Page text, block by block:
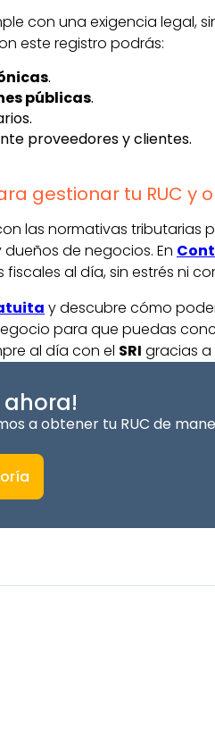
con una exigencia legal,
este registro podrás:
.
públicas.
proveedores y clientes.
gestionar tu RUC y
las normativas tributarias
de negocios. En
al día, sin estrés ni
y descubre cómo
para que puedas
al día con el SRI gracias a
ahora!
a obtener tu RUC de